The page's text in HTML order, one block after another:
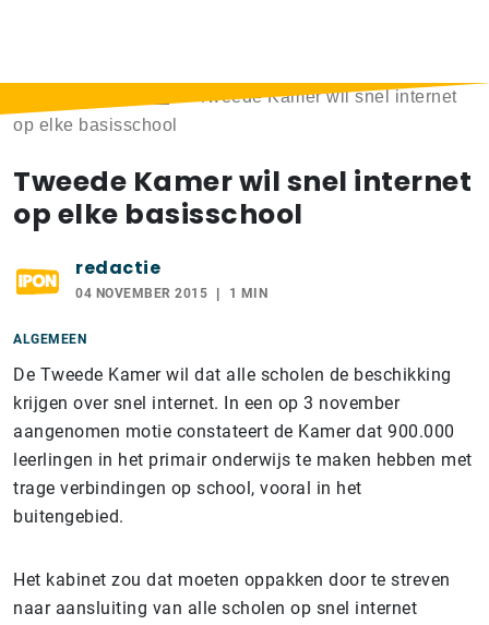
Tweede Kamer wil snel internet
op elke basisschool
Tweede Kamer wil snel internet
op elke basisschool
redactie
04 NOVEMBER 2015 1 MIN
ALGEMEEN
De Tweede Kamer wil dat alle scholen de beschikking
krijgen over snel internet. In een op 3 november
aangenomen motie constateert de Kamer dat 900.000
leerlingen in het primair onderwijs te maken hebben met
trage verbindingen op school, vooral in het
buitengebied.
Het kabinet zou dat moeten oppakken door te streven
naar aansluiting van alle scholen op snel internet